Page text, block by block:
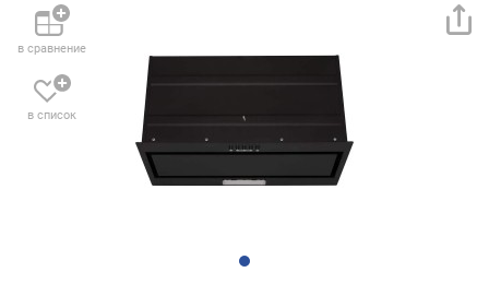
в сравнение
в список